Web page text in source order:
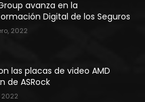
avanza en la
Digital de los Seguros
2022
las placas de video AMD
de ASRock